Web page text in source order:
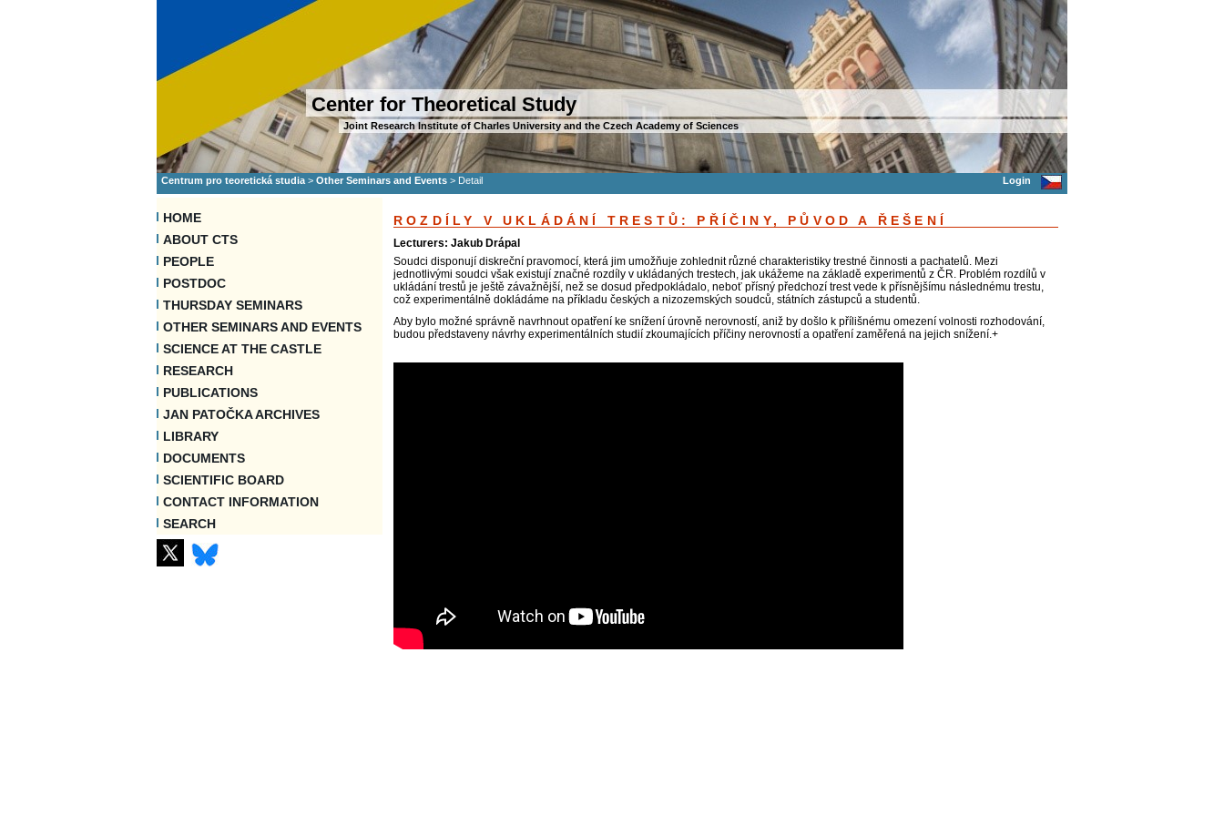
Center for Theoretical Study
Joint Research Institute of Charles University and the Czech Academy of Sciences
Centrum pro teoretická studia > Other Seminars and Events > Detail Login
HOME
ABOUT CTS
PEOPLE
POSTDOC
THURSDAY SEMINARS
OTHER SEMINARS AND EVENTS
SCIENCE AT THE CASTLE
RESEARCH
PUBLICATIONS
JAN PATOČKA ARCHIVES
LIBRARY
DOCUMENTS
SCIENTIFIC BOARD
CONTACT INFORMATION
SEARCH
ROZDÍLY V UKLÁDÁNÍ TRESTŮ: PŘÍČINY, PŮVOD A ŘEŠENÍ
Lecturers: Jakub Drápal
Soudci disponují diskreční pravomocí, která jim umožňuje zohlednit různé charakteristiky trestné činnosti a pachatelů. Mezi
jednotlivými soudci však existují značné rozdíly v ukládaných trestech, jak ukážeme na základě experimentů z ČR. Problém rozdílů v
ukládání trestů je ještě závažnější, než se dosud předpokládalo, neboť přísný předchozí trest vede k přísnějšímu následnému trestu,
což experimentálně dokládáme na příkladu českých a nizozemských soudců, státních zástupců a studentů.
Aby bylo možné správně navrhnout opatření ke snížení úrovně nerovností, aniž by došlo k přílišnému omezení volnosti rozhodování,
budou představeny návrhy experimentálních studií zkoumajících příčiny nerovností a opatření zaměřená na jejich snížení.+